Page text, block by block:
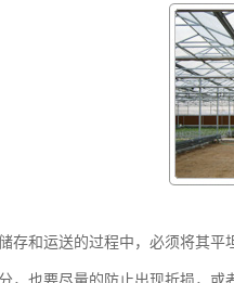
存和运送的过程中，必须将其